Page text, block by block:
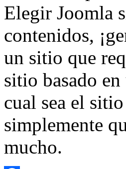
Elegir Joomla
contenidos,
un sitio que
sitio basado
cual sea el
simplemente
mucho.